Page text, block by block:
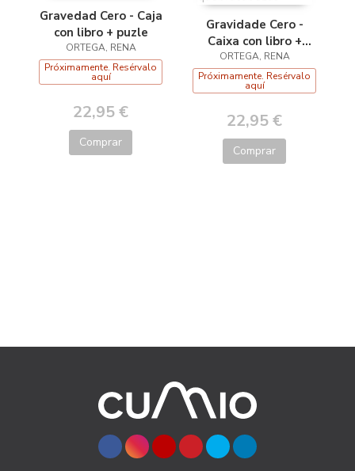
Gravedad Cero - Caja
con libro + puzle
ORTEGA, RENA
Próximamente. Resérvalo
aquí
22,95 €
Comprar
Gravidade Cero -
Caixa con libro +
quebracabezas
ORTEGA, RENA
Próximamente. Resérvalo
aquí
22,95 €
Comprar